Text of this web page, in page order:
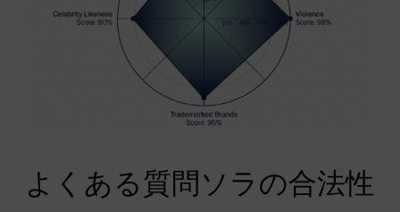
よくある質問ソラの合法性